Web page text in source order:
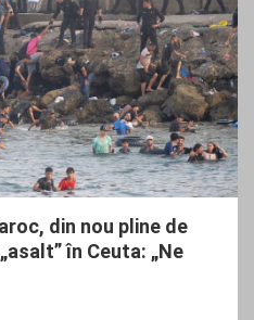
din nou pline de
în Ceuta: „Ne